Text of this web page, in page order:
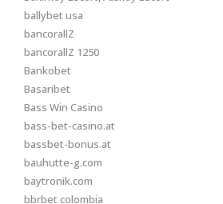
ballybet usa
bancorallZ
bancorallZ 1250
Bankobet
Basaribet
Bass Win Casino
bass-bet-casino.at
bassbet-bonus.at
bauhutte-g.com
baytronik.com
bbrbet colombia